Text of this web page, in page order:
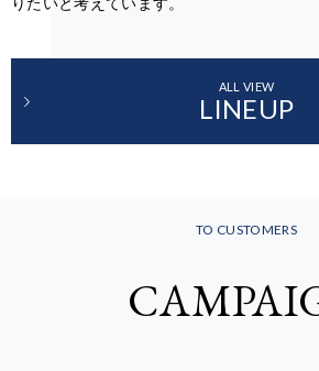
ALL VIEW
LINEUP
TO CUSTOMERS